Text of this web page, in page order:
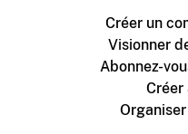
Créer un
Visionner
Abonnez-
Créer